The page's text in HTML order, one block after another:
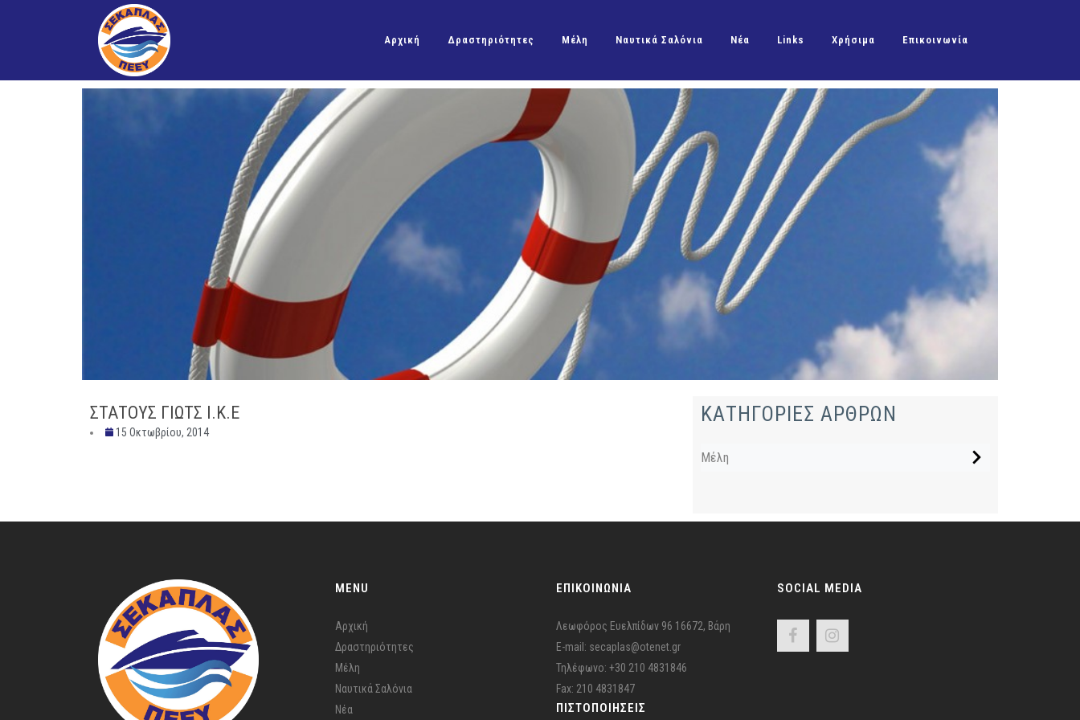
Αρχική Δραστηριότητες Μέλη Ναυτικά Σαλόνια Νέα Links Χρήσιμα Επικοινωνία
ΣΤΑΤΟΥΣ ΓΙΩΤΣ Ι.Κ.Ε
15 Οκτωβρίου, 2014
ΚΑΤΗΓΟΡΙΕΣ ΑΡΘΡΩΝ
Μέλη
MENU
Αρχική
Δραστηριότητες
Μέλη
Ναυτικά Σαλόνια
Νέα
ΕΠΙΚΟΙΝΩΝΙΑ
Λεωφόρος Ευελπίδων 96 16672, Βάρη
E-mail: secaplas@otenet.gr
Τηλέφωνο: +30 210 4831846
Fax: 210 4831847
ΠΙΣΤΟΠΟΙΉΣΕΙΣ
SOCIAL MEDIA